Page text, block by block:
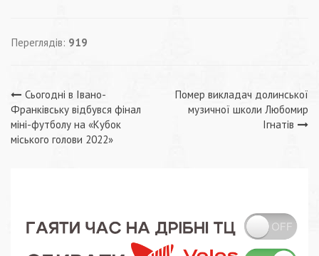
Переглядів: 919
Навігація
записів
Сьогодні в Івано-
Франківську відбувся фінал
міні-футболу на «Кубок
міського голови 2022»
Помер викладач долинської
музичної школи Любомир
Ігнатів